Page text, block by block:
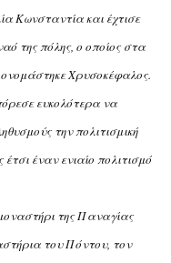
Kωνσταντία και έχτισε
της πόλης, ο οποίος στα
Xρυσοκέφαλος.
ευκολότερα να
την πολιτισμική
έναν ενιαίο πολιτισμό
της Παναγίας
του Πόντου, τον